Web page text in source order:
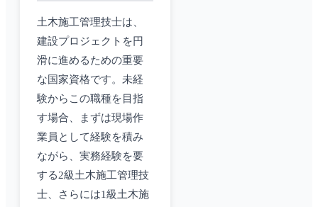
土木施工管理技士は、
建設プロジェクトを円
滑に進めるための重要
な国家資格です。未経
験からこの職種を目指
す場合、まずは現場作
業員として経験を積み
ながら、実務経験を要
する2級土木施工管理技
士、さらには1級土木施